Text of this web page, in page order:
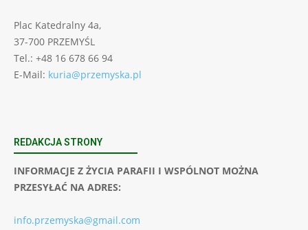
Plac Katedralny 4a,
37-700 PRZEMYŚL
Tel.: +48 16 678 66 94
E-Mail: kuria@przemyska.pl
REDAKCJA STRONY
INFORMACJE Z ŻYCIA PARAFII I WSPÓLNOT MOŻNA
PRZESYŁAĆ NA ADRES:
info.przemyska@gmail.com